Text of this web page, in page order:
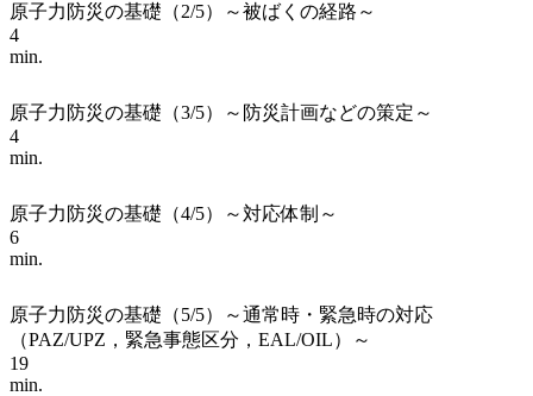
原子力防災の基礎（2/5）～被ばくの経路～
4
min.
原子力防災の基礎（3/5）～防災計画などの策定～
4
min.
原子力防災の基礎（4/5）～対応体制～
6
min.
原子力防災の基礎（5/5）～通常時・緊急時の対応
（PAZ/UPZ，緊急事態区分，EAL/OIL）～
19
min.